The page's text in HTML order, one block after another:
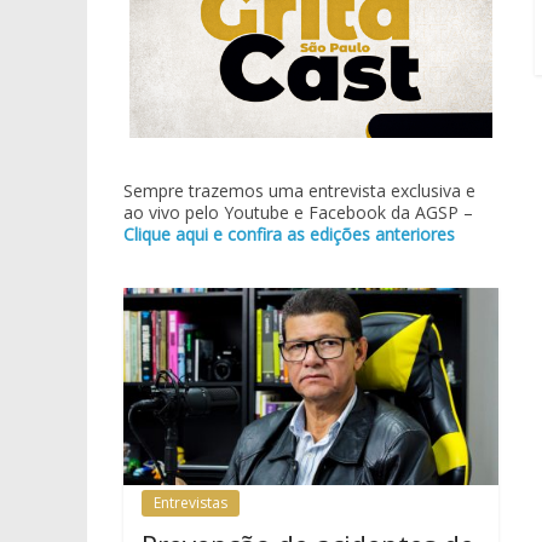
Sempre trazemos uma entrevista exclusiva e
ao vivo pelo Youtube e Facebook da AGSP –
Clique aqui e confira as edições anteriores
Entrevistas